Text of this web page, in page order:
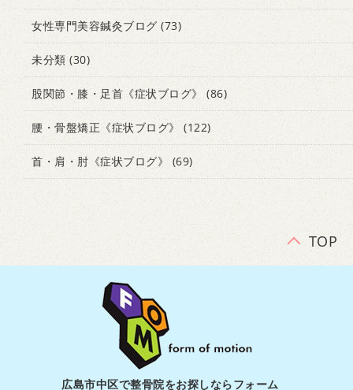
女性専門美容鍼灸ブログ (73)
未分類 (30)
股関節・膝・足首《症状ブログ》 (86)
腰・骨盤矯正《症状ブログ》 (122)
首・肩・肘《症状ブログ》 (69)
TOP
広島市中区で整骨院をお探しならフォーム